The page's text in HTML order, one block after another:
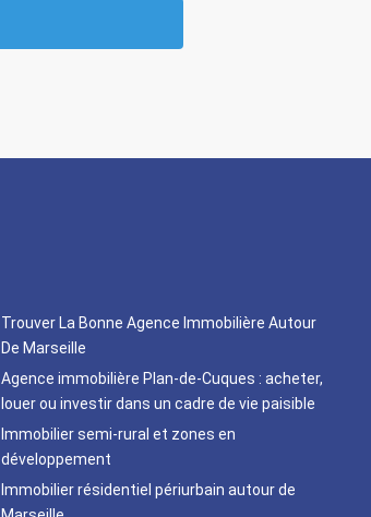
Trouver La Bonne Agence Immobilière Autour
De Marseille
Agence immobilière Plan-de-Cuques : acheter,
louer ou investir dans un cadre de vie paisible
Immobilier semi-rural et zones en
développement
Immobilier résidentiel périurbain autour de